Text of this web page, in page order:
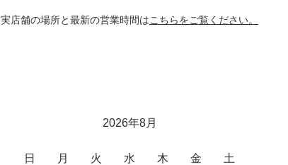
実店舗の場所と最新の営業時間はこちらをご覧ください。
2026年8月
日 月 火 水 木 金 土